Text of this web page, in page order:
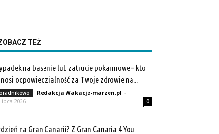
TEŻ
na basenie lub zatrucie pokarmowe – kto
odpowiedzialność za Twoje zdrowie na...
Redakcja Wakacje-marzen.pl -
2026
0
na Gran Canarii? Z Gran Canaria 4 You